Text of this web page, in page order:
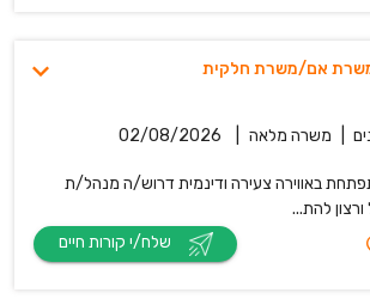
אם/משרת חלקית
משרה מלאה 02/08/2026
באווירה צעירה ודינמית דרוש/ה מנהל/ת
להת...